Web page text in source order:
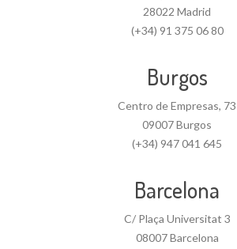
28022 Madrid
(+34) 91 375 06 80
Burgos
Centro de Empresas, 73
09007 Burgos
(+34) 947 041 645
Barcelona
C/ Plaça Universitat 3
08007 Barcelona